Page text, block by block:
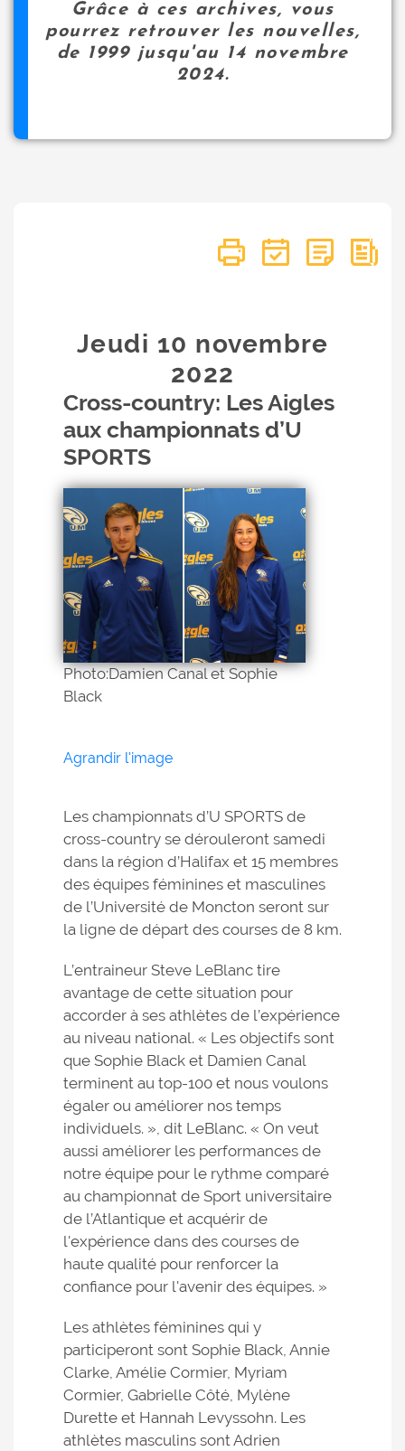
Grâce à ces archives, vous
pourrez retrouver les nouvelles,
de 1999 jusqu'au 14 novembre
2024.
Jeudi 10 novembre
2022
Cross-country: Les Aigles
aux championnats d’U
SPORTS
Photo:Damien Canal et Sophie
Black
Agrandir l'image
Les championnats d’U SPORTS de
cross-country se dérouleront samedi
dans la région d’Halifax et 15 membres
des équipes féminines et masculines
de l’Université de Moncton seront sur
la ligne de départ des courses de 8 km.
L’entraineur Steve LeBlanc tire
avantage de cette situation pour
accorder à ses athlètes de l’expérience
au niveau national. « Les objectifs sont
que Sophie Black et Damien Canal
terminent au top-100 et nous voulons
égaler ou améliorer nos temps
individuels. », dit LeBlanc. « On veut
aussi améliorer les performances de
notre équipe pour le rythme comparé
au championnat de Sport universitaire
de l’Atlantique et acquérir de
l'expérience dans des courses de
haute qualité pour renforcer la
confiance pour l'avenir des équipes. »
Les athlètes féminines qui y
participeront sont Sophie Black, Annie
Clarke, Amélie Cormier, Myriam
Cormier, Gabrielle Côté, Mylène
Durette et Hannah Levyssohn. Les
athlètes masculins sont Adrien